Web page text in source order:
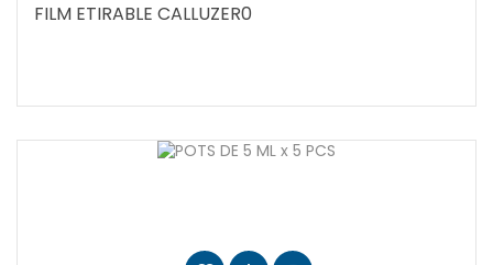
FILM ETIRABLE CALLUZER0